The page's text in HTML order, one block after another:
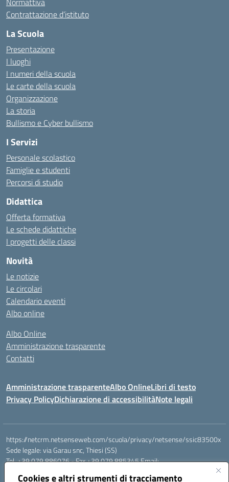
Cookies e altri strumenti di tracciamento
Contrattazione d’istituto
La Scuola
Presentazione
I luoghi
I numeri della scuola
Le carte della scuola
Organizzazione
La storia
Bullismo e Cyber bullismo
I Servizi
Personale scolastico
Famiglie e studenti
Percorsi di studio
Didattica
Offerta formativa
Le schede didattiche
I progetti delle classi
Novità
Le notizie
Le circolari
Calendario eventi
Albo online
Albo Online
Amministrazione trasparente
Contatti
Amministrazione trasparenteAlbo OnlineLibri di testo
Privacy PolicyDichiarazione di accessibilitàNote legali
https://netcrm.netsenseweb.com/scuola/privacy/netsense/ssic83500x
Sede legale: via Garau snc, Thiesi (SS)
Tel. +39 079 886076 - Fax +39 079 885345 Email: